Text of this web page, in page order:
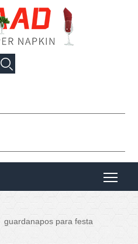

guardanapos para festa